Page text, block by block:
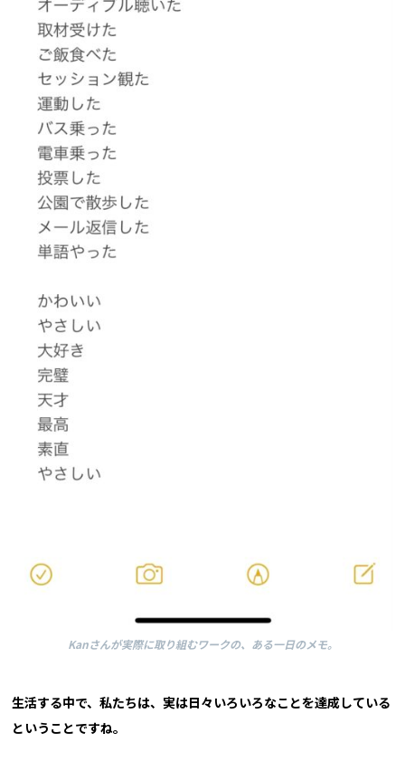
Kanさんが実際に取り組むワークの、ある一日のメモ。
生活する中で、私たちは、実は日々いろいろなことを達成している
ということですね。